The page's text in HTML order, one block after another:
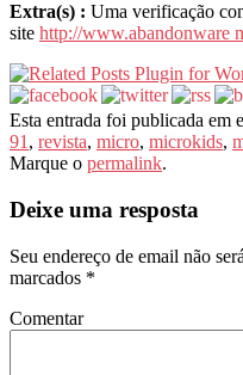
Extra(s) : Uma verificação
site http://www.abandonware
Esta entrada foi publicada em
91, revista, micro, microkids,
Marque o permalink.
Deixe uma resposta
Seu endereço de email não
marcados *
Comentar